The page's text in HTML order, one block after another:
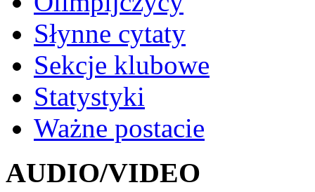
Słynne cytaty
Sekcje klubowe
Statystyki
Ważne postacie
AUDIO/VIDEO